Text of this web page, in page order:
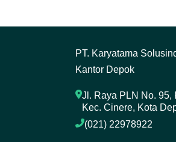
PT. Karyatama
Kantor Depok
Jl. Raya PLN No. 95,
Kec. Cinere, Kota
(021) 22978922